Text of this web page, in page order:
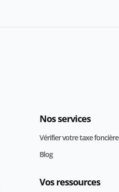
Nos services
Vérifier votre taxe foncière
Blog
Vos ressources